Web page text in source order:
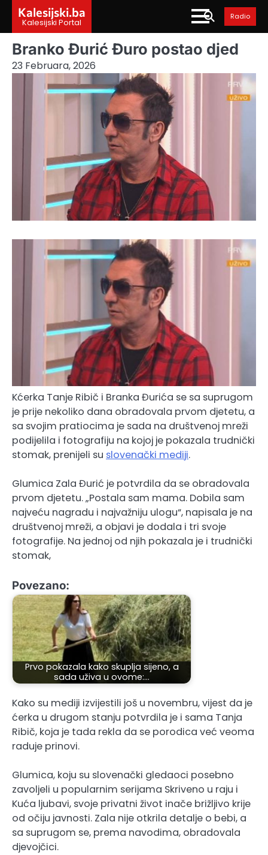
content
Kalesijski.ba
Kalesijski Portal
Radio
Branko Đurić Đuro postao djed
23 Februara, 2026
Kćerka Tanje Ribič i Branka Đurića se sa suprugom
je prije nekoliko dana obradovala prvom djetetu, a
sa svojim pratiocima je sada na društvenoj mreži
podijelila i fotografiju na kojoj je pokazala trudnički
stomak, prenijeli su slovenački mediji.
Glumica Zala Đurić je potvrdila da se obradovala
prvom djetetu. „Postala sam mama. Dobila sam
najveću nagradu i najvažniju ulogu“, napisala je na
društvenoj mreži, a objavi je dodala i tri svoje
fotografije. Na jednoj od njih pokazala je i trudnički
stomak,
Povezano:
Prvo pokazala kako skuplja sijeno, a
sada uživa u ovome:…
Kako su mediji izvijestili još u novembru, vijest da je
ćerka u drugom stanju potvrdila je i sama Tanja
Ribič, koja je tada rekla da se porodica već veoma
raduje prinovi.
Glumica, koju su slovenački gledaoci posebno
zavoljeli u popularnim serijama Skriveno u raju i
Kuća ljubavi, svoje privatni život inače brižljivo krije
od očiju javnosti. Zala nije otkrila detalje o bebi, a
sa suprugom se, prema navodima, obradovala
djevojčici.